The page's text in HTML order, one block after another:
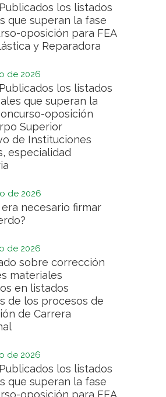
los listados
que superan la fase
oposición para FEA
y Reparadora
de 2026
los listados
que superan la
oposición
Superior
de Instituciones
especialidad
de 2026
era necesario firmar
de 2026
sobre corrección
materiales
en listados
de los procesos de
de Carrera
de 2026
los listados
que superan la fase
oposición para FEA